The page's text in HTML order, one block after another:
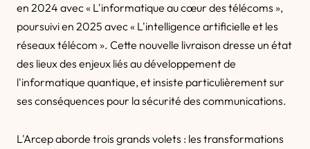
en 2024 avec « L'informatique au cœur des télécoms »,
poursuivi en 2025 avec « L'intelligence artificielle et les
réseaux télécom ». Cette nouvelle livraison dresse un état
des lieux des enjeux liés au développement de
l'informatique quantique, et insiste particulièrement sur
ses conséquences pour la sécurité des communications.
L'Arcep aborde trois grands volets : les transformations